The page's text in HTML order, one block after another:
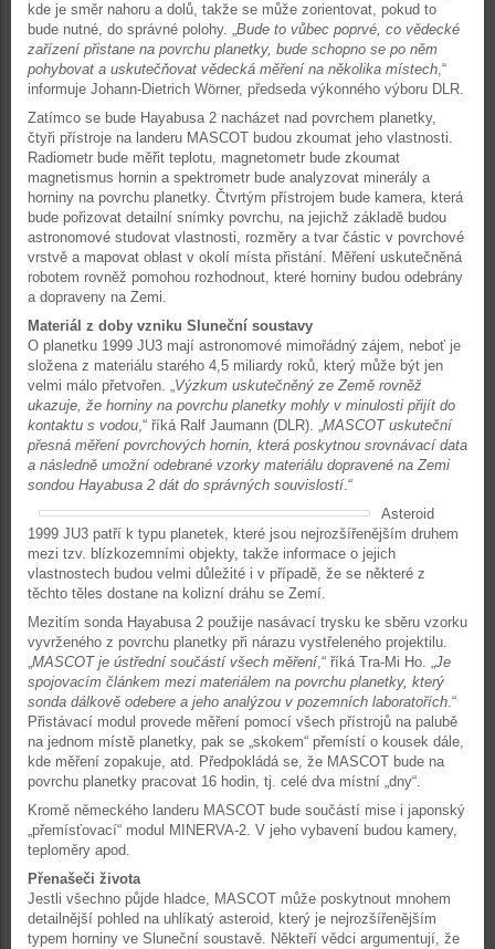
kde je směr nahoru a dolů, takže se může zorientovat, pokud to
bude nutné, do správné polohy. „Bude to vůbec poprvé, co vědecké
zařízení přistane na povrchu planetky, bude schopno se po něm
pohybovat a uskutečňovat vědecká měření na několika místech,“
informuje Johann-Dietrich Wörner, předseda výkonného výboru DLR.
Zatímco se bude Hayabusa 2 nacházet nad povrchem planetky,
čtyři přístroje na landeru MASCOT budou zkoumat jeho vlastnosti.
Radiometr bude měřit teplotu, magnetometr bude zkoumat
magnetismus hornin a spektrometr bude analyzovat minerály a
horniny na povrchu planetky. Čtvrtým přístrojem bude kamera, která
bude pořizovat detailní snímky povrchu, na jejichž základě budou
astronomové studovat vlastnosti, rozměry a tvar částic v povrchové
vrstvě a mapovat oblast v okolí místa přistání. Měření uskutečněná
robotem rovněž pomohou rozhodnout, které horniny budou odebrány
a dopraveny na Zemi.
Materiál z doby vzniku Sluneční soustavy
O planetku 1999 JU3 mají astronomové mimořádný zájem, neboť je
složena z materiálu starého 4,5 miliardy roků, který může být jen
velmi málo přetvořen. „Výzkum uskutečněný ze Země rovněž
ukazuje, že horniny na povrchu planetky mohly v minulosti přijít do
kontaktu s vodou,“ říká Ralf Jaumann (DLR). „MASCOT uskuteční
přesná měření povrchových hornin, která poskytnou srovnávací data
a následně umožní odebrané vzorky materiálu dopravené na Zemi
sondou Hayabusa 2 dát do správných souvislostí.“
Asteroid
1999 JU3 patří k typu planetek, které jsou nejrozšířenějším druhem
mezi tzv. blízkozemními objekty, takže informace o jejich
vlastnostech budou velmi důležité i v případě, že se některé z
těchto těles dostane na kolizní dráhu se Zemí.
Mezitím sonda Hayabusa 2 použije nasávací trysku ke sběru vzorku
vyvrženého z povrchu planetky při nárazu vystřeleného projektilu.
„MASCOT je ústřední součástí všech měření,“ říká Tra-Mi Ho. „Je
spojovacím článkem mezi materiálem na povrchu planetky, který
sonda dálkově odebere a jeho analýzou v pozemních laboratořích.“
Přistávací modul provede měření pomocí všech přístrojů na palubě
na jednom místě planetky, pak se „skokem“ přemístí o kousek dále,
kde měření zopakuje, atd. Předpokládá se, že MASCOT bude na
povrchu planetky pracovat 16 hodin, tj. celé dva místní „dny“.
Kromě německého landeru MASCOT bude součástí mise i japonský
„přemísťovací“ modul MINERVA-2. V jeho vybavení budou kamery,
teploměry apod.
Přenašeči života
Jestli všechno půjde hladce, MASCOT může poskytnout mnohem
detailnější pohled na uhlíkatý asteroid, který je nejrozšířenějším
typem horniny ve Sluneční soustavě. Někteří vědci argumentují, že